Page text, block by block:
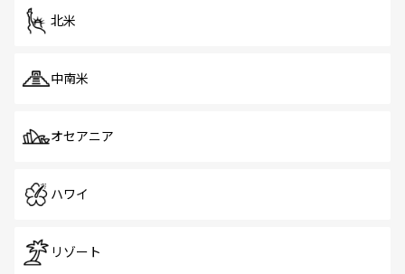
北米
中南米
オセアニア
ハワイ
リゾート